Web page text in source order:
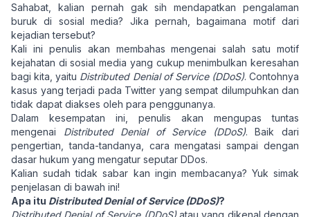
Sahabat, kalian pernah gak sih mendapatkan pengalaman
buruk di sosial media? Jika pernah, bagaimana motif dari
kejadian tersebut?
Kali ini penulis akan membahas mengenai salah satu motif
kejahatan di sosial media yang cukup menimbulkan keresahan
bagi kita, yaitu Distributed Denial of Service (DDoS). Contohnya
kasus yang terjadi pada Twitter yang sempat dilumpuhkan dan
tidak dapat diakses oleh para penggunanya.
Dalam kesempatan ini, penulis akan mengupas tuntas
mengenai Distributed Denial of Service (DDoS). Baik dari
pengertian, tanda-tandanya, cara mengatasi sampai dengan
dasar hukum yang mengatur seputar DDos.
Kalian sudah tidak sabar kan ingin membacanya? Yuk simak
penjelasan di bawah ini!
Apa itu Distributed Denial of Service (DDoS)?
Distributed Denial of Service (DDoS)atau yang dikenal dengan